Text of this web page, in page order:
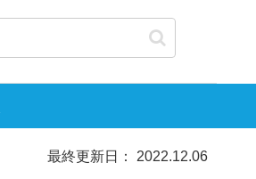
最終更新日： 2022.12.06